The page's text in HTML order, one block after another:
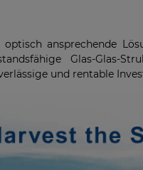
ansprechende
Glas-Glas-
und rentable